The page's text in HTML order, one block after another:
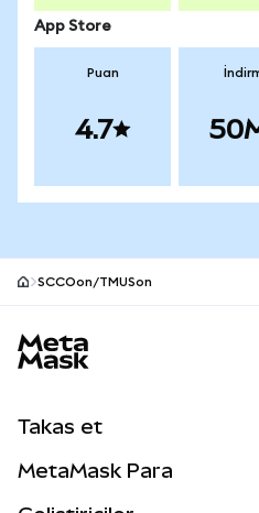
App Store
Puan
4.7
SCCOon/TMUSon
Takas et
MetaMask Para